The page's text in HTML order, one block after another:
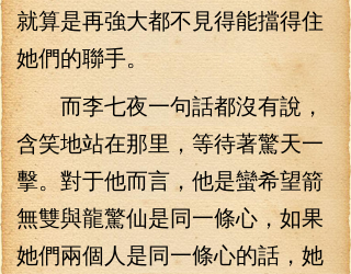
就算是再強大都不見得能擋得住
她們的聯手。
而李七夜一句話都沒有說，
含笑地站在那里，等待著驚天一
擊。對于他而言，他是蠻希望箭
無雙與龍驚仙是同一條心，如果
她們兩個人是同一條心的話，她